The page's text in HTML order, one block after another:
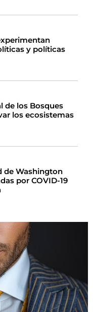
y políticas
de los Bosques
los ecosistemas
de Washington
por COVID-19